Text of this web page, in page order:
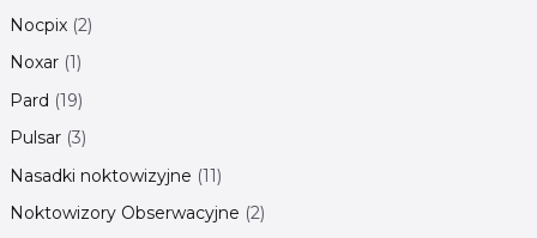
Nocpix 2
Noxar 1
Pard 19
Pulsar 3
Nasadki noktowizyjne 11
Noktowizory Obserwacyjne 2